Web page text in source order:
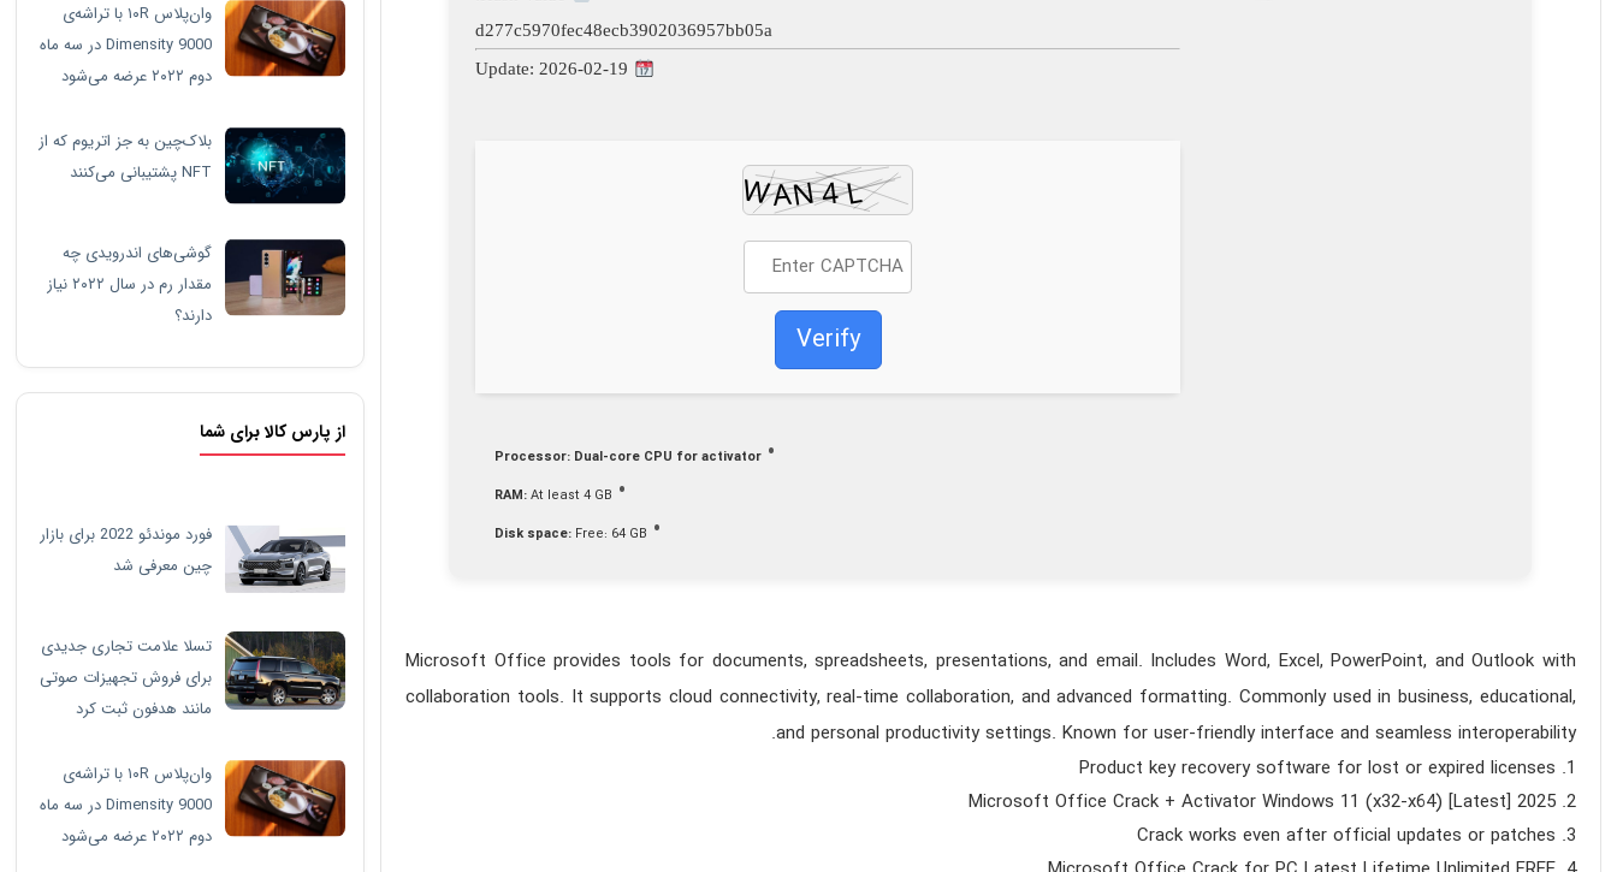
d277c5970fec48ecb3902036957bb05a
Verify
Processor: Dual-core CPU for activator
RAM:At least 4 GB
Disk space: Free: 64 GB
Microsoft Office provides tools for documents, spreadsheets, presentations, and email. Includes Word, Excel, PowerPoint, and Outlook with
collaboration tools. It supports cloud connectivity, real-time collaboration, and advanced formatting. Commonly used in business, educational,
and personal productivity settings. Known for user-friendly interface and seamless interoperability.
Product key recovery software for lost or expired licenses
Microsoft Office Crack + Activator Windows 11 (x32-x64) [Latest] 2025
Crack works even after official updates or patches
وان‌پلاس ۱۰R با تراشه‌ی
Dimensity 9000 در سه ماه
دوم ۲۰۲۲ عرضه می‌شود
بلاک‌چین به جز اتریوم که از
NFT پشتیبانی می‌کنند
گوشی‌های اندرویدی چه
مقدار رم در سال ۲۰۲۲ نیاز
دارند؟
از پارس کالا برای شما
فورد موندئو 2022 برای بازار
چین معرفی شد
تسلا علامت تجاری جدیدی
برای فروش تجهیزات صوتی
مانند هدفون ثبت کرد
وان‌پلاس ۱۰R با تراشه‌ی
Dimensity 9000 در سه ماه
دوم ۲۰۲۲ عرضه می‌شود